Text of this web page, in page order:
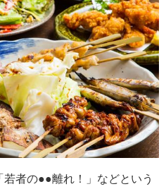
者の●●離れ！」などという